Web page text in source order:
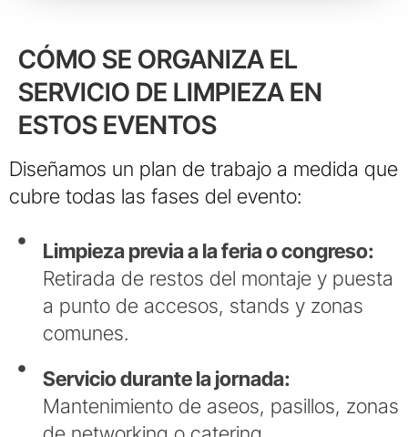
CÓMO SE ORGANIZA EL
SERVICIO DE LIMPIEZA EN
ESTOS EVENTOS
Diseñamos un plan de trabajo a medida que
cubre todas las fases del evento:
Limpieza previa a la feria o congreso:
Retirada de restos del montaje y puesta
a punto de accesos, stands y zonas
comunes.
Servicio durante la jornada:
Mantenimiento de aseos, pasillos, zonas